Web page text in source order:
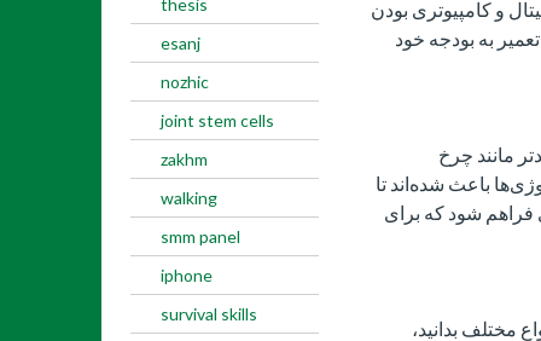
thesis
esanj
nozhic
joint stem cells
zakhm
walking
smm panel
iphone
survival skills
و کامپیوتری بودن
به بودجه خود
مانند چرخ
باعث شده‌اند تا
فراهم شود که برای
مختلف بدانید،